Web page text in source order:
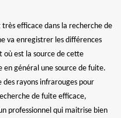
efficace dans la recherche de
va enregistrer les différences
où est la source de cette
en général une source de fuite.
rayons infrarouges pour
de fuite efficace,
professionnel qui maitrise bien